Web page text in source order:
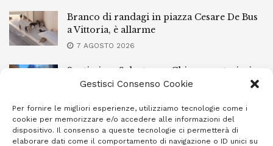
Gestisci Consenso Cookie
Per fornire le migliori esperienze, utilizziamo tecnologie come i
cookie per memorizzare e/o accedere alle informazioni del
dispositivo. Il consenso a queste tecnologie ci permetterà di
elaborare dati come il comportamento di navigazione o ID unici su
Branco di randagi in piazza Cesare De Bus
a Vittoria, è allarme
7 AGOSTO 2026
Santissimo Salvatore a Chiaramonte, ieri
sera la processione con il simulacro
L’Ebt Ragusa approva il regolamento di
conciliazione